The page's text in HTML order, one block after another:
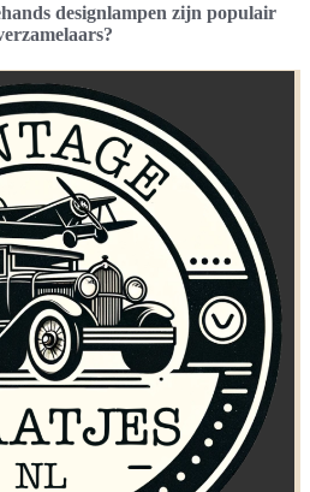
designlampen zijn populair